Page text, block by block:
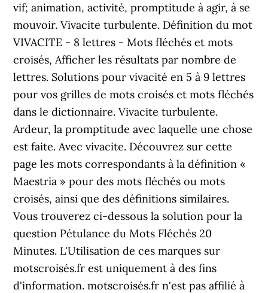
vif; animation, activité, promptitude à agir, à se
mouvoir. Vivacite turbulente. Définition du mot
VIVACITE - 8 lettres - Mots fléchés et mots
croisés, Afficher les résultats par nombre de
lettres. Solutions pour vivacité en 5 à 9 lettres
pour vos grilles de mots croisés et mots fléchés
dans le dictionnaire. Vivacite turbulente.
Ardeur, la promptitude avec laquelle une chose
est faite. Avec vivacite. Découvrez sur cette
page les mots correspondants à la définition «
Maestria » pour des mots fléchés ou mots
croisés, ainsi que des définitions similaires.
Vous trouverez ci-dessous la solution pour la
question Pétulance du Mots Fléchés 20
Minutes. L'Utilisation de ces marques sur
motscroisés.fr est uniquement à des fins
d'information. motscroisés.fr n'est pas affilié à